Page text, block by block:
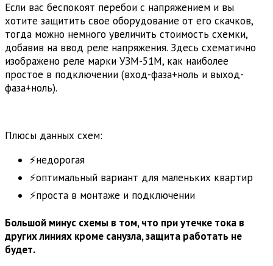
Если вас беспокоят перебои с напряжением и вы
хотите защитить свое оборудование от его скачков,
тогда можно немного увеличить стоимость схемки,
добавив на ввод реле напряжения. Здесь схематично
изображено реле марки УЗМ-51М, как наиболее
простое в подключении (вход-фаза+ноль и выход-
фаза+ноль).
Плюсы данных схем:
⚡недорогая
⚡оптимальный вариант для маленьких квартир
⚡проста в монтаже и подключении
Большой минус схемы в том, что при утечке тока в
других линиях кроме санузла, защита работать не
будет.